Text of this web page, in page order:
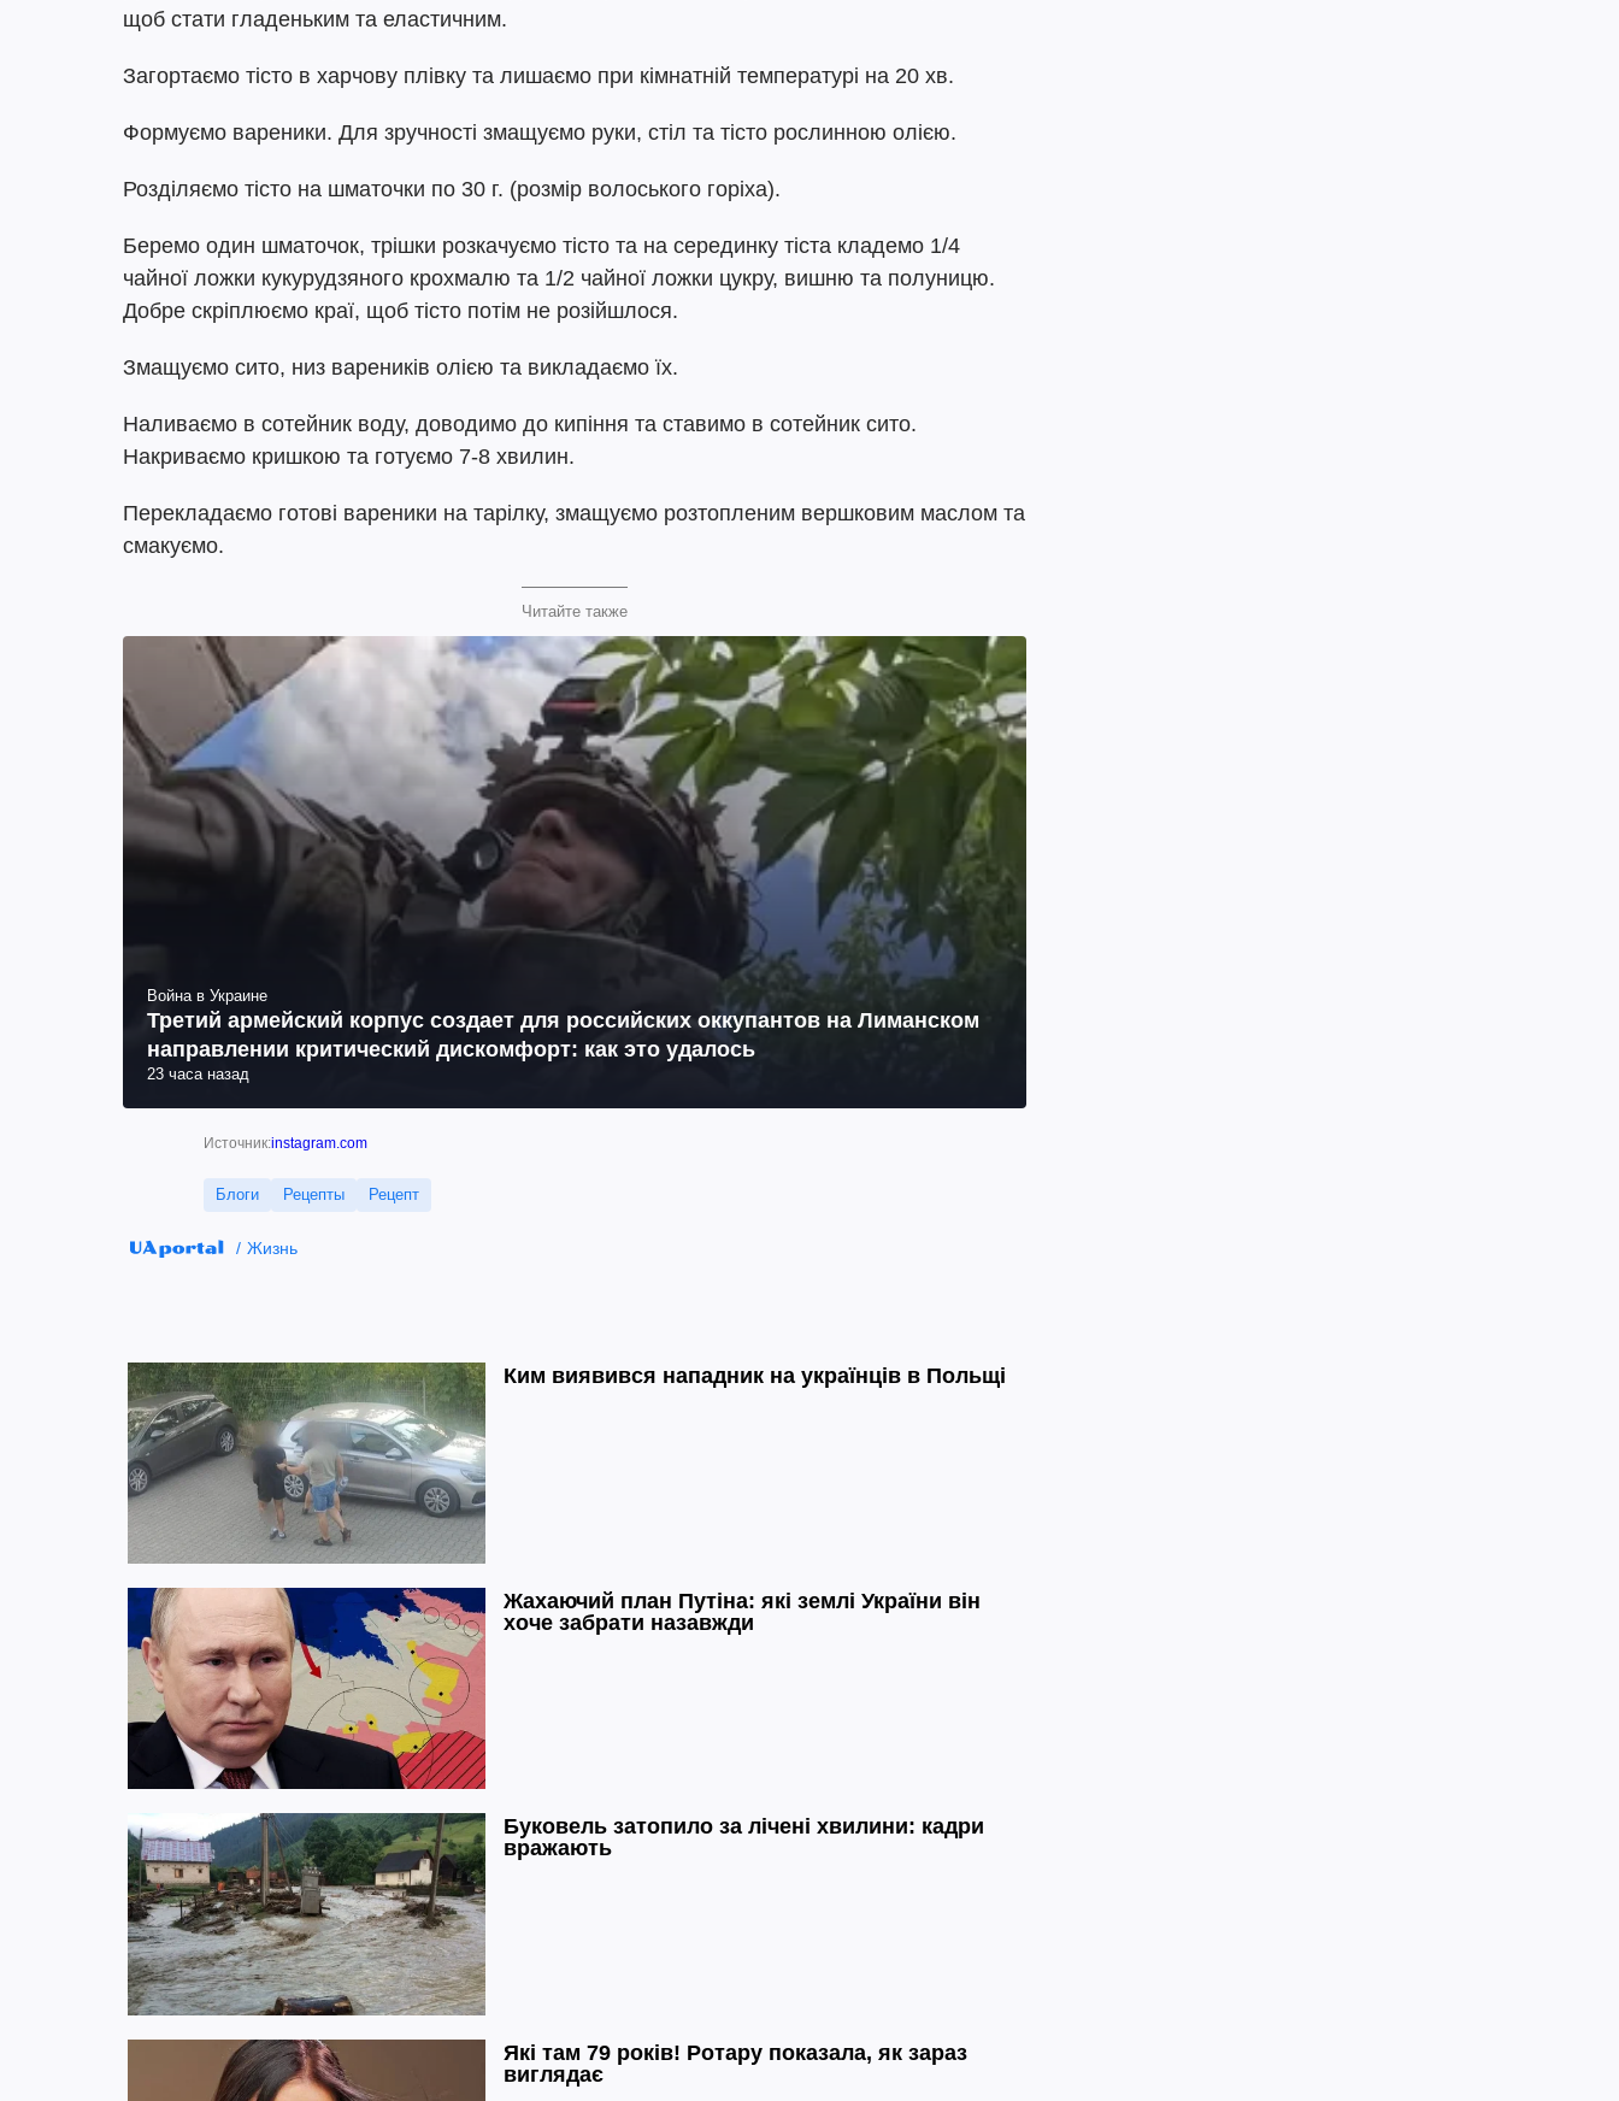
щоб стати гладеньким та еластичним.
Загортаємо тісто в харчову плівку та лишаємо при кімнатній температурі на 20 хв.
Формуємо вареники. Для зручності змащуємо руки, стіл та тісто рослинною олією.
Розділяємо тісто на шматочки по 30 г. (розмір волоського горіха).
Беремо один шматочок, трішки розкачуємо тісто та на серединку тіста кладемо 1/4
чайної ложки кукурудзяного крохмалю та 1/2 чайної ложки цукру, вишню та полуницю.
Добре скріплюємо краї, щоб тісто потім не розійшлося.
Змащуємо сито, низ вареників олією та викладаємо їх.
Наливаємо в сотейник воду, доводимо до кипіння та ставимо в сотейник сито.
Накриваємо кришкою та готуємо 7-8 хвилин.
Перекладаємо готові вареники на тарілку, змащуємо розтопленим вершковим маслом та
смакуємо.
Читайте также
Война в Украине
Третий армейский корпус создает для российских оккупантов на Лиманском
направлении критический дискомфорт: как это удалось
23 часа назад
Источник:instagram.com
Блоги Рецепты Рецепт
Жизнь